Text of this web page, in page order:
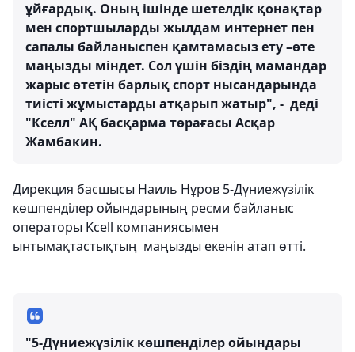
ұйғардық. Оның ішінде шетелдік қонақтар
мен спортшыларды жылдам интернет пен
сапалы байланыспен қамтамасыз ету –өте
маңызды міндет. Сол үшін біздің мамандар
жарыс өтетін барлық спорт нысандарында
тиісті жұмыстарды атқарып жатыр", - деді
"Кселл" АҚ басқарма төрағасы Асқар
Жамбакин.
Дирекция басшысы Наиль Нұров 5-Дүниежүзілік
көшпенділер ойындарының ресми байланыс
операторы Kcell компаниясымен
ынтымақтастықтың маңызды екенін атап өтті.
"5-Дүниежүзілік көшпенділер ойындары